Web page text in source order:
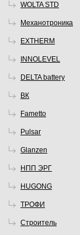
WOLTA STD
Механотроника
EXTHERM
INNOLEVEL
DELTA battery
ВК
Fametto
Pulsar
Glanzen
НПП ЭРГ
HUGONG
ТРОФИ
Строитель